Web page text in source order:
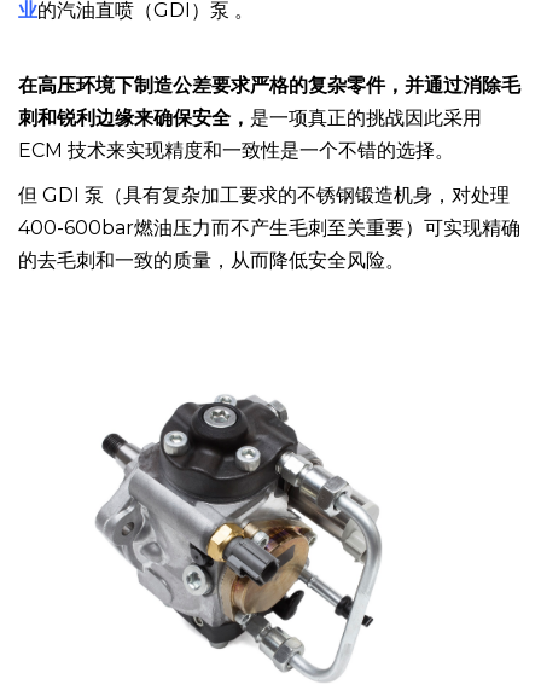
Siddhartha Sirdeshpande 先生的 ECM 挑战始于
在高压环境下制造公差要求严格的复杂零件，并通过消除毛
刺和锐利边缘来确保安全，是一项真正的挑战因此采用
ECM 技术来实现精度和一致性是一个不错的选择。
但 GDI 泵（具有复杂加工要求的不锈钢锻造机身，对处理
400-600bar燃油压力而不产生毛刺至关重要）可实现精确